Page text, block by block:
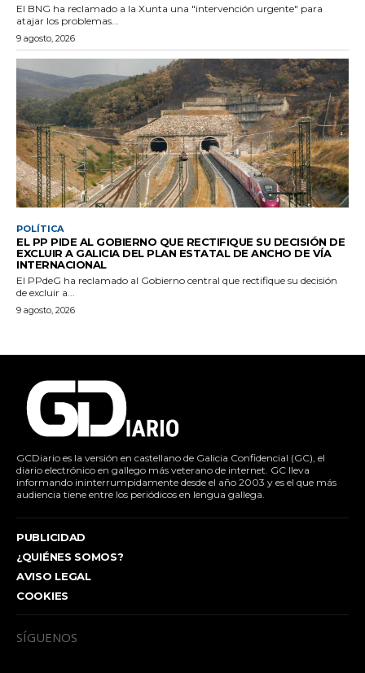
El BNG ha reclamado a la Xunta una "intervención urgente" para
atajar los problemas...
9 agosto, 2026
POLÍTICA
EL PP PIDE AL GOBIERNO QUE RECTIFIQUE SU DECISIÓN DE
EXCLUIR A GALICIA DEL PLAN ESTATAL DE ANCHO DE VÍA
INTERNACIONAL
El PPdeG ha reclamado al Gobierno central que rectifique su decisión
de excluir a...
9 agosto, 2026
GCDiario es la versión en castellano de Galicia Confidencial (GC), el
diario electrónico en gallego más veterano de internet. GC lleva
informando ininterrumpidamente desde el año 2003 y es el que más
audiencia tiene entre los periódicos en lengua gallega.
PUBLICIDAD
¿QUIÉNES SOMOS?
AVISO LEGAL
COOKIES
SÍGUENOS